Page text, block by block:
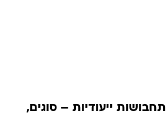
תחבושות ייעודיות – סוגים,